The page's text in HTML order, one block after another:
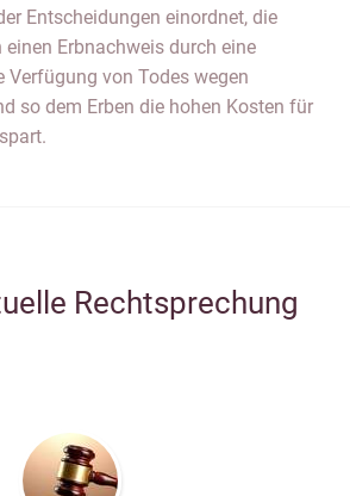
Entscheidungen einordnet, die
einen Erbnachweis durch eine
von Todes wegen
so dem Erben die hohen Kosten für
Rechtsprechung